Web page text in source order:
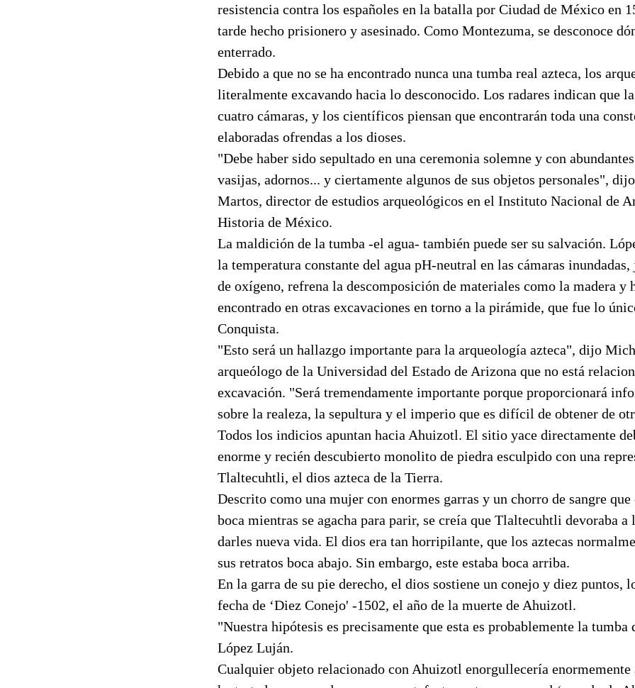
resistencia contra los españoles en la batalla por Ciudad de México en
tarde hecho prisionero y asesinado. Como Montezuma, se desconoce
enterrado.
Debido a que no se ha encontrado nunca una tumba real azteca, los
literalmente excavando hacia lo desconocido. Los radares indican que
cuatro cámaras, y los científicos piensan que encontrarán toda una
elaboradas ofrendas a los dioses.
"Debe haber sido sepultado en una ceremonia solemne y con
vasijas, adornos... y ciertamente algunos de sus objetos personales",
Martos, director de estudios arqueológicos en el Instituto Nacional de
Historia de México.
La maldición de la tumba -el agua- también puede ser su salvación.
la temperatura constante del agua pH-neutral en las cámaras
de oxígeno, refrena la descomposición de materiales como la madera y
encontrado en otras excavaciones en torno a la pirámide, que fue lo
Conquista.
"Esto será un hallazgo importante para la arqueología azteca", dijo
arqueólogo de la Universidad del Estado de Arizona que no está
excavación. "Será tremendamente importante porque proporcionará
sobre la realeza, la sepultura y el imperio que es difícil de obtener de
Todos los indicios apuntan hacia Ahuizotl. El sitio yace directamente
enorme y recién descubierto monolito de piedra esculpido con una
Tlaltecuhtli, el dios azteca de la Tierra.
Descrito como una mujer con enormes garras y un chorro de sangre que
boca mientras se agacha para parir, se creía que Tlaltecuhtli devoraba a
darles nueva vida. El dios era tan horripilante, que los aztecas
sus retratos boca abajo. Sin embargo, este estaba boca arriba.
En la garra de su pie derecho, el dios sostiene un conejo y diez puntos,
fecha de ‘Diez Conejo' -1502, el año de la muerte de Ahuizotl.
"Nuestra hipótesis es precisamente que esta es probablemente la
López Luján.
Cualquier objeto relacionado con Ahuizotl enorgullecería